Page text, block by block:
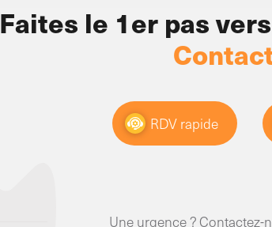
Faites le 1er pas
RDV rapide
Une urgence ? Contactez-